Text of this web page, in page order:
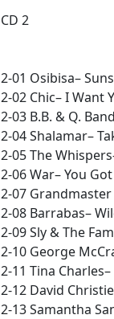
CD 2
2-01 Osibisa–
2-02 Chic– I Want
2-03 B.B. & Q.
2-04 Shalamar–
2-05 The
2-06 War– You
2-07
2-08 Barrabas–
2-09 Sly & The
2-10 George
2-11 Tina
2-12 David
2-13 Samantha